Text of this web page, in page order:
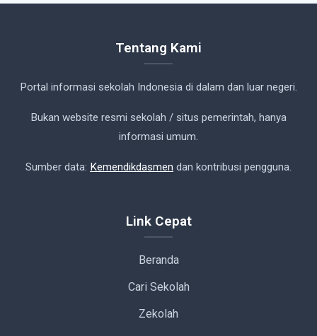
Tentang Kami
Portal informasi sekolah Indonesia di dalam dan luar negeri.
Bukan website resmi sekolah / situs pemerintah, hanya
informasi umum.
Sumber data: Kemendikdasmen dan kontribusi pengguna.
Link Cepat
Beranda
Cari Sekolah
Zekolah